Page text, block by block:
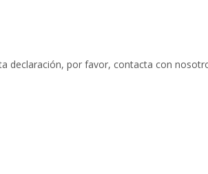
declaración, por favor, contacta con